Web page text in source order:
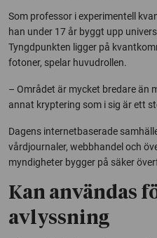
Som professor i experimentell
han under 17 år byggt upp
Tyngdpunkten ligger på
fotoner, spelar huvudrollen.
– Området är mycket bredare än
annat kryptering som i sig är ett
Dagens internetbaserade
vårdjournaler, webbhandel och
myndigheter bygger på säker
Kan användas
avlyssning